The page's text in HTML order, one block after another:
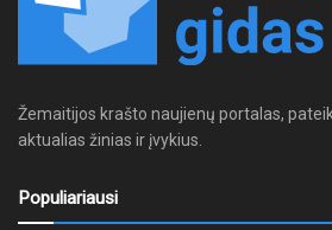
Žemaitijos krašto naujienų portalas,
aktualias žinias ir įvykius.
Populiariausi